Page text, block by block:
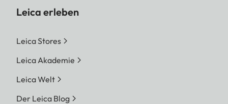
Leica erleben
Leica Stores
Leica Akademie
Leica Welt
Der Leica Blog